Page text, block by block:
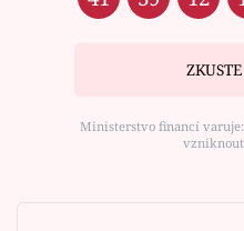
Ministerstvo financí